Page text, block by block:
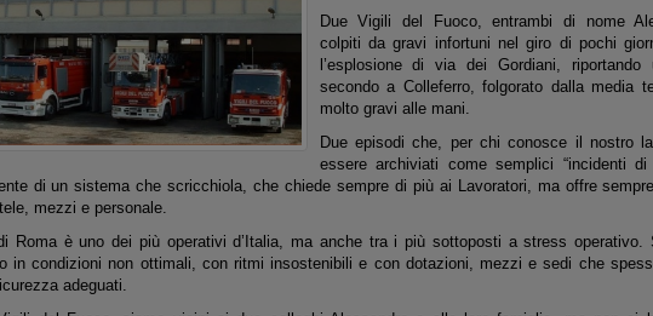
Due Vigili del Fuoco, entrambi di nome
colpiti da gravi infortuni nel giro di pochi
l’esplosione di via dei Gordiani,
secondo a Colleferro, folgorato dalla media
molto gravi alle mani.
Due episodi che, per chi conosce il nostro
essere archiviati come semplici “incidenti di
di un sistema che scricchiola, che chiede sempre di più ai Lavoratori, ma offre
mezzi e personale.
di Roma è uno dei più operativi d’Italia, ma anche tra i più sottoposti a stress operativo.
in condizioni non ottimali, con ritmi insostenibili e con dotazioni, mezzi e sedi che
adeguati.